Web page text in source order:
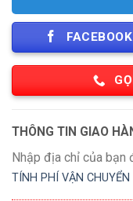
FACEBOOK
THÔNG TIN GIAO
Nhập địa chỉ của bạn
TÍNH PHÍ VẬN CHUYỂN